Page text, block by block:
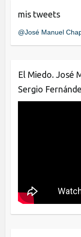
b
o
k
mis tweets
@José Manuel
El Miedo. José
Sergio